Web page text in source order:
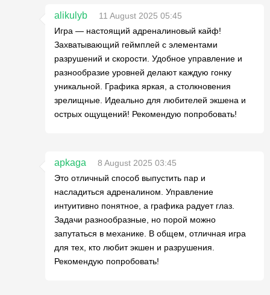
alikulyb
11 August 2025 05:45
Игра — настоящий адреналиновый кайф!
Захватывающий геймплей с элементами
разрушений и скорости. Удобное управление и
разнообразие уровней делают каждую гонку
уникальной. Графика яркая, а столкновения
зрелищные. Идеально для любителей экшена и
острых ощущений! Рекомендую попробовать!
apkaga
8 August 2025 03:45
Это отличный способ выпустить пар и
насладиться адреналином. Управление
интуитивно понятное, а графика радует глаз.
Задачи разнообразные, но порой можно
запутаться в механике. В общем, отличная игра
для тех, кто любит экшен и разрушения.
Рекомендую попробовать!